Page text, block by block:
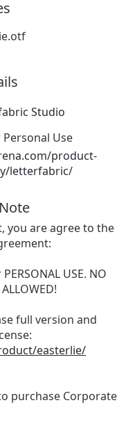
Studio
Personal Use
product-
letterfabric/
you are agree to the
USE. NO
full version and
easterlie/
purchase Corporate